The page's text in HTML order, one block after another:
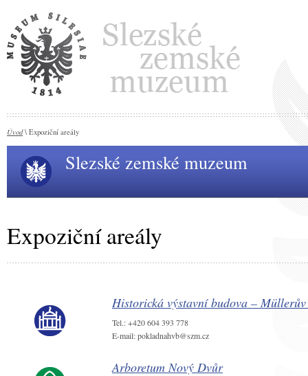
Úvod\ Expoziční areály
Slezské zemské muzeum
Expoziční areály
Historická výstavní budova –
Tel.: +420 604 393 778
E-mail: pokladnahvb@szm.cz
Arboretum Nový Dvůr